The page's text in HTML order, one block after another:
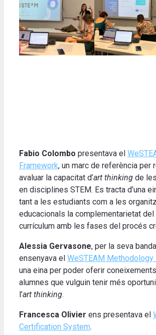
Fabio Colombo presentava el
Framework, un marc de referència per
avaluar la capacitat d’art thinking de
en disciplines STEM. Es tracta d’una
tant a les estudiants com a les
educacionals la complementarietat del
currículum amb les fases del procés
Alessia Gervasone, per la seva
ensenyava el WeSTEAM Methodology
una eina per poder oferir
alumnes que vulguin tenir més
l’art thinking.
Francesca Olivier ens presentava el
Certification System.